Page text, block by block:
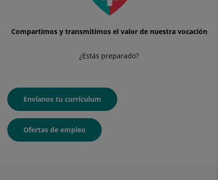
Compartimos y transmitimos el valor de nuestra vocación
¿Estás preparado?
Envíanos tu currículum
Ofertas de empleo